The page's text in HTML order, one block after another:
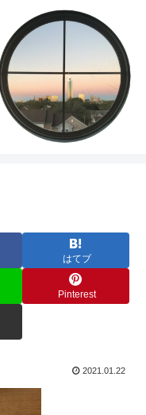
はてブ
Pinterest
2021.01.22